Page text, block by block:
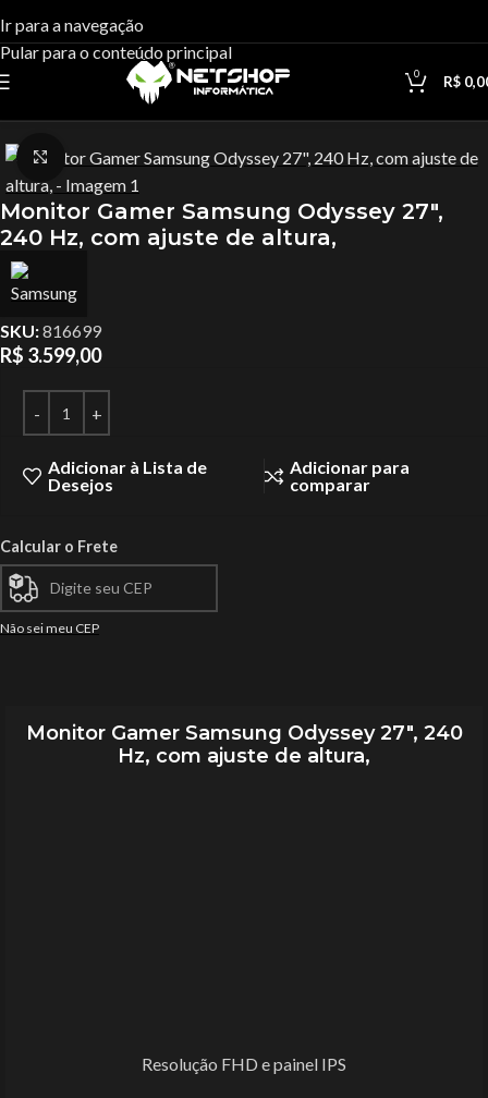
Ir para a navegação
Pular para o conteúdo principal
0 R$
Início Monitores
Clique para ampliar
Monitor Gamer Samsung Odyssey 27″,
240 Hz, com ajuste de altura,
SKU:816699
R$ 3.599,00
Adicionar à Lista de
Desejos
Adicionar para
comparar
Calcular o Frete
Não sei meu CEP
Monitor Gamer Samsung Odyssey 27″, 240
Hz, com ajuste de altura,
Resolução FHD e painel IPS